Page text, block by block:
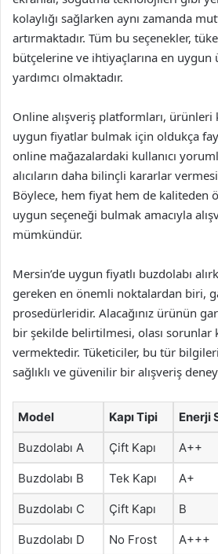
kolaylığı sağlarken aynı zamanda
artırmaktadır. Tüm bu seçenekler,
bütçelerine ve ihtiyaçlarına en uygun
yardımcı olmaktadır.
Online alışveriş platformları, ürünleri
uygun fiyatlar bulmak için oldukça
online mağazalardaki kullanıcı
alıcıların daha bilinçli kararlar
Böylece, hem fiyat hem de kaliteden
uygun seçeneği bulmak amacıyla
mümkündür.
Mersin’de uygun fiyatlı buzdolabı
gereken en önemli noktalardan biri,
prosedürleridir. Alacağınız ürünün
bir şekilde belirtilmesi, olası sorunlar
vermektedir. Tüketiciler, bu tür
sağlıklı ve güvenilir bir alışveriş
Model Kapı Tipi Enerji
Buzdolabı A Çift Kapı A++
Buzdolabı B Tek Kapı A+
Buzdolabı C Çift Kapı B
Buzdolabı D No Frost A+++